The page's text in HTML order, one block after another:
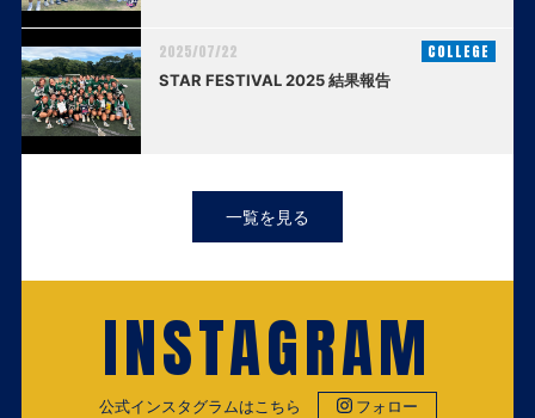
2025/07/22 COLLEGE
STAR FESTIVAL 2025 結果報告
一覧を見る
INSTAGRAM
公式インスタグラムはこちら フォロー